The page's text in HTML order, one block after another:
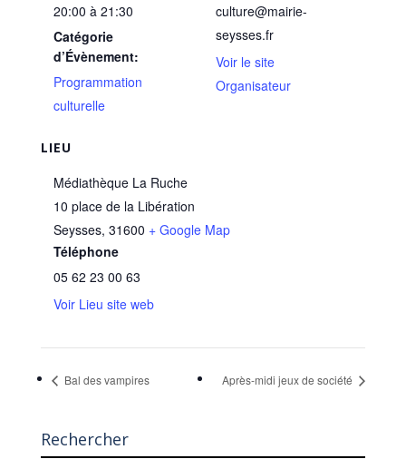
20:00 à 21:30
Catégorie
d’Évènement:
Programmation
culturelle
LIEU
Médiathèque La Ruche
10 place de la Libération
Seysses, 31600 + Google Map
Téléphone
05 62 23 00 63
Voir Lieu site web
culture@mairie-
seysses.fr
Voir le site
Organisateur
Bal des vampires Après-midi jeux de société
Rechercher